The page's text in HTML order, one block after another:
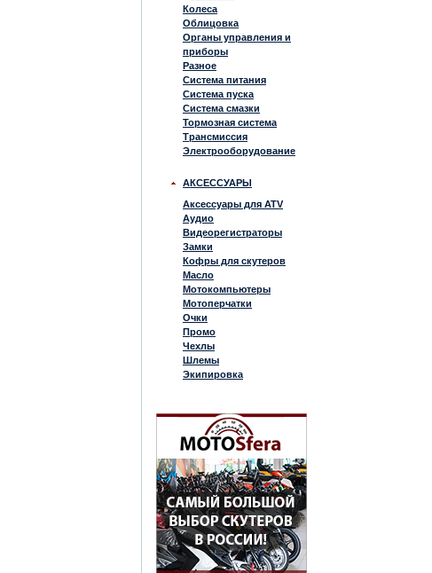
Колеса
Облицовка
Органы управления и
приборы
Разное
Система питания
Система пуска
Система смазки
Тормозная система
Трансмиссия
Электрооборудование
АКСЕССУАРЫ
Аксессуары для ATV
Аудио
Видеорегистраторы
Замки
Кофры для скутеров
Масло
Мотокомпьютеры
Мотоперчатки
Очки
Промо
Чехлы
Шлемы
Экипировка